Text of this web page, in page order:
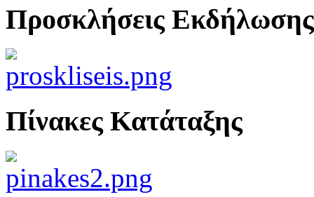
Προσκλήσεις
Πίνακες Κατάταξης